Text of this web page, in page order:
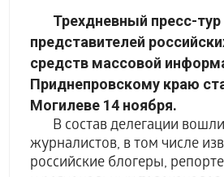
Трехдневный пресс-тур
представителей
средств массовой
Приднепровскому краю
Могилеве 14 ноября.
В состав делегации
журналистов, в том числе
российские блогеры,